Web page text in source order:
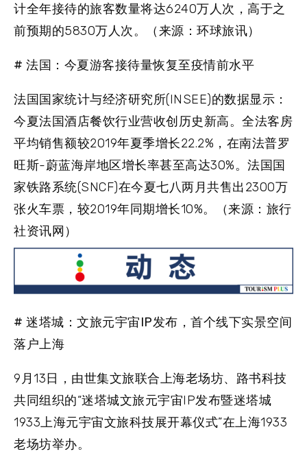
计全年接待的旅客数量将达6240万人次，高于之
前预期的5830万人次。（来源：环球旅讯）
# 法国：今夏游客接待量恢复至疫情前水平
法国国家统计与经济研究所(INSEE)的数据显示：
今夏法国酒店餐饮行业营收创历史新高。全法客房
平均销售额较2019年夏季增长22.2%，在南法普罗
旺斯-蔚蓝海岸地区增长率甚至高达30%。法国国
家铁路系统(SNCF)在今夏七八两月共售出2300万
张火车票，较2019年同期增长10%。（来源：旅行
社资讯网）
# 迷塔城：文旅元宇宙IP发布，首个线下实景空间
落户上海
9月13日，由世集文旅联合上海老场坊、路书科技
共同组织的“迷塔城文旅元宇宙IP发布暨迷塔城
1933上海元宇宙文旅科技展开幕仪式”在上海1933
老场坊举办。